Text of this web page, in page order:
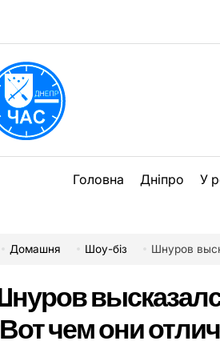
Головна Дніпро У
Домашня Шоу-біз Шнуров
чем они